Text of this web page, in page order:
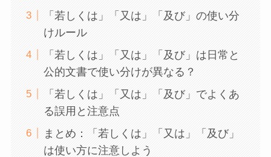
「若しくは」「又は」「及び」の使い分
けルール
「若しくは」「又は」「及び」は日常と
公的文書で使い分けが異なる？
「若しくは」「又は」「及び」でよくあ
る誤用と注意点
まとめ：「若しくは」「又は」「及び」
は使い方に注意しよう